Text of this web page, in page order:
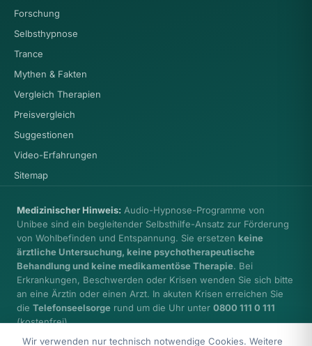
Forschung
Selbsthypnose
Trance
Mythen & Fakten
Vergleich Therapien
Preisvergleich
Suggestionen
Video-Erfahrungen
Sitemap
Medizinischer Hinweis: Audio-Hypnose-Programme von
Unibee sind ein begleitender Selbsthilfe-Ansatz zur Förderung
von Wohlbefinden und Entspannung. Sie ersetzen keine
ärztliche Untersuchung, keine psychotherapeutische
Behandlung und keine medikamentöse Therapie. Bei
Erkrankungen, Beschwerden oder Krisen wenden Sie sich bitte
an eine Ärztin oder einen Arzt. In akuten Krisen erreichen Sie
die Telefonseelsorge rund um die Uhr unter 0800 111 0 111
(kostenfrei).
Wir verwenden nur technisch notwendige Cookies. Weitere